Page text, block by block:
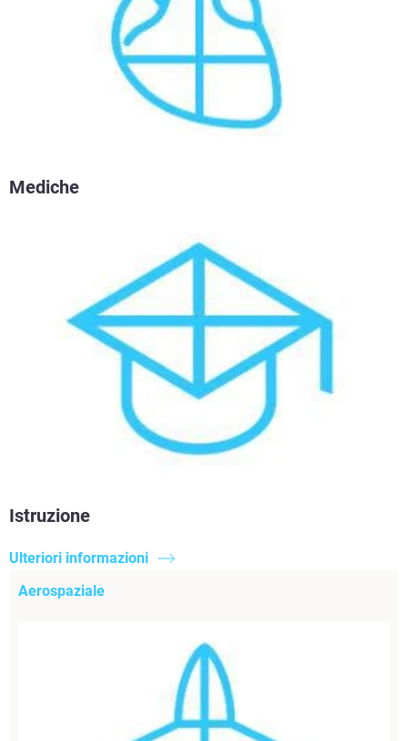
Mediche
Istruzione
Ulteriori informazioni
Aerospaziale